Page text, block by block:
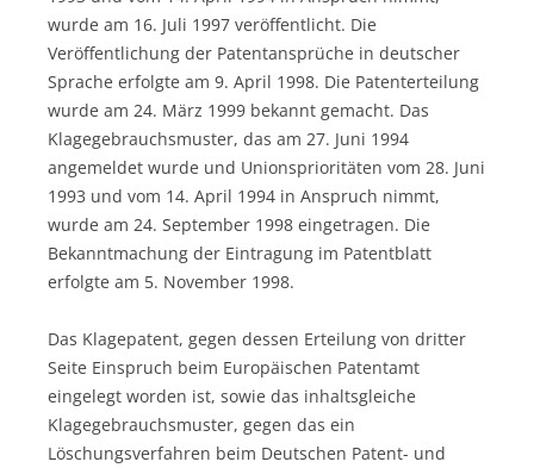
wurde am 16. Juli 1997 veröffentlicht. Die
Veröffentlichung der Patentansprüche in deutscher
Sprache erfolgte am 9. April 1998. Die Patenterteilung
wurde am 24. März 1999 bekannt gemacht. Das
Klagegebrauchsmuster, das am 27. Juni 1994
angemeldet wurde und Unionsprioritäten vom 28. Juni
1993 und vom 14. April 1994 in Anspruch nimmt,
wurde am 24. September 1998 eingetragen. Die
Bekanntmachung der Eintragung im Patentblatt
erfolgte am 5. November 1998.
Das Klagepatent, gegen dessen Erteilung von dritter
Seite Einspruch beim Europäischen Patentamt
eingelegt worden ist, sowie das inhaltsgleiche
Klagegebrauchsmuster, gegen das ein
Löschungsverfahren beim Deutschen Patent- und